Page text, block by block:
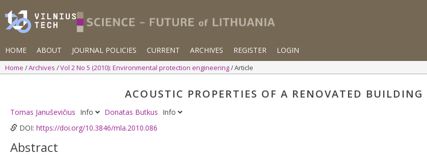
HOME ABOUT JOURNAL POLICIES CURRENT ARCHIVES REGISTER LOGIN
Home Archives Vol 2 No 5 (2010): Environmental protection engineering Article
ACOUSTIC PROPERTIES OF A RENOVATED BUILDING
Tomas Januševičius Info Donatas Butkus Info
DOI: https://doi.org/10.3846/mla.2010.086
Abstract